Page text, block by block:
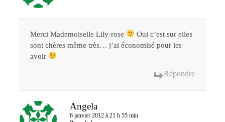
Merci Mademoiselle Lily-rose
Oui c’est sur elles
sont chères même très… j’ai économisé pour les
avoir
Répondre
Angela
6 janvier 2012 à 21 h 55 min